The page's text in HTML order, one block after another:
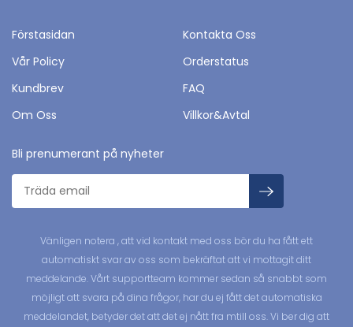
Förstasidan
Kontakta Oss
Vår Policy
Orderstatus
Kundbrev
FAQ
Om Oss
Villkor&Avtal
Bli prenumerant på nyheter
Vänligen notera , att vid kontakt med oss bör du ha fått ett
automatiskt svar av oss som bekräftat att vi mottagit ditt
meddelande. Vårt supportteam kommer sedan så snabbt som
möjligt att svara på dina frågor, har du ej fått det automatiska
meddelandet, betyder det att det ej nått fra mtill oss. Vi ber dig att